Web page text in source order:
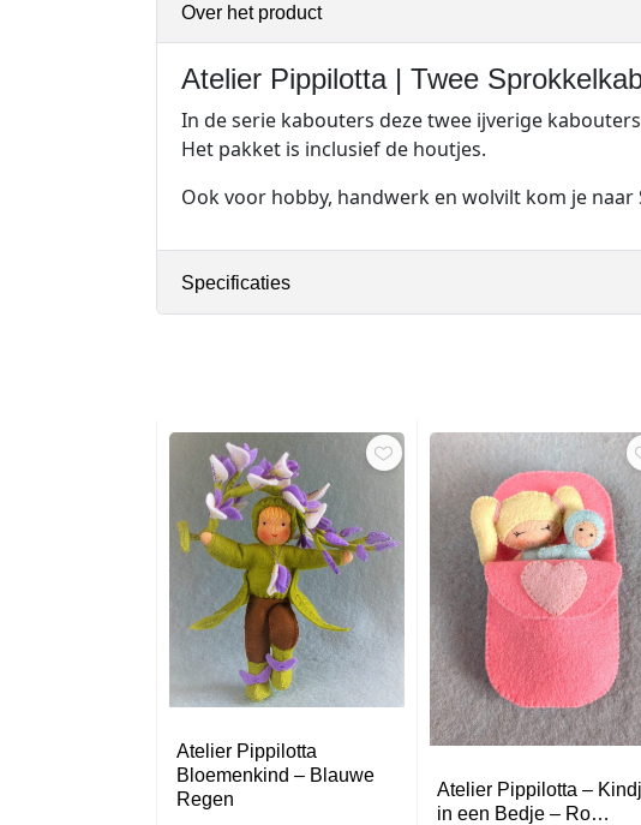
Over het product
Atelier Pippilotta | Twee
In de serie kabouters deze twee ijverige
Het pakket is inclusief de houtjes.
Ook voor hobby, handwerk en wolvilt kom je naar
Specificaties
Atelier Pippilotta
Bloemenkind – Blauwe
Regen
Atelier Pippilotta –
in een Bedje – Ro…